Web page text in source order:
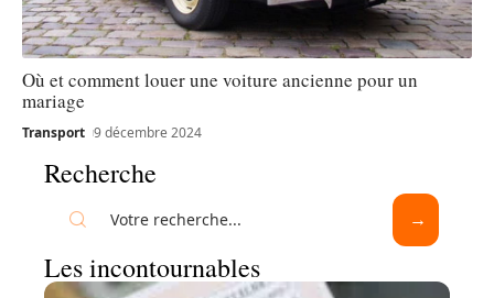
Où et comment louer une voiture ancienne pour un
mariage
Transport 9 décembre 2024
Recherche
Les incontournables